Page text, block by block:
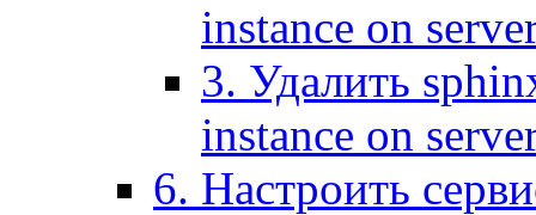
instance on
3. Удалить
instance on
6. Настроить